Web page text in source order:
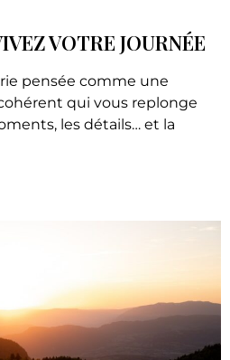
VOTRE JOURNÉE
pensée comme une
qui vous replonge
les détails… et la